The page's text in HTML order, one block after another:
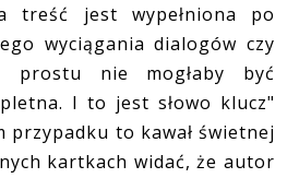
treść jest wypełniona po
wyciągania dialogów czy
prostu nie mogłaby być
I to jest słowo klucz"
przypadku to kawał świetnej
kartkach widać, że autor